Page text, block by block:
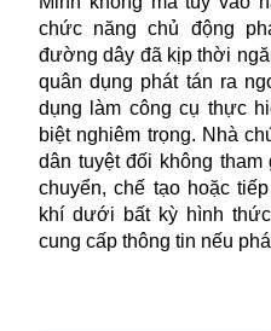
chức năng chủ động
đường dây đã kịp thời
quân dụng phát tán ra
dụng làm công cụ thực
biệt nghiêm trọng. Nhà
dân tuyệt đối không
chuyển, chế tạo hoặc
khí dưới bất kỳ hình
cung cấp thông tin nếu